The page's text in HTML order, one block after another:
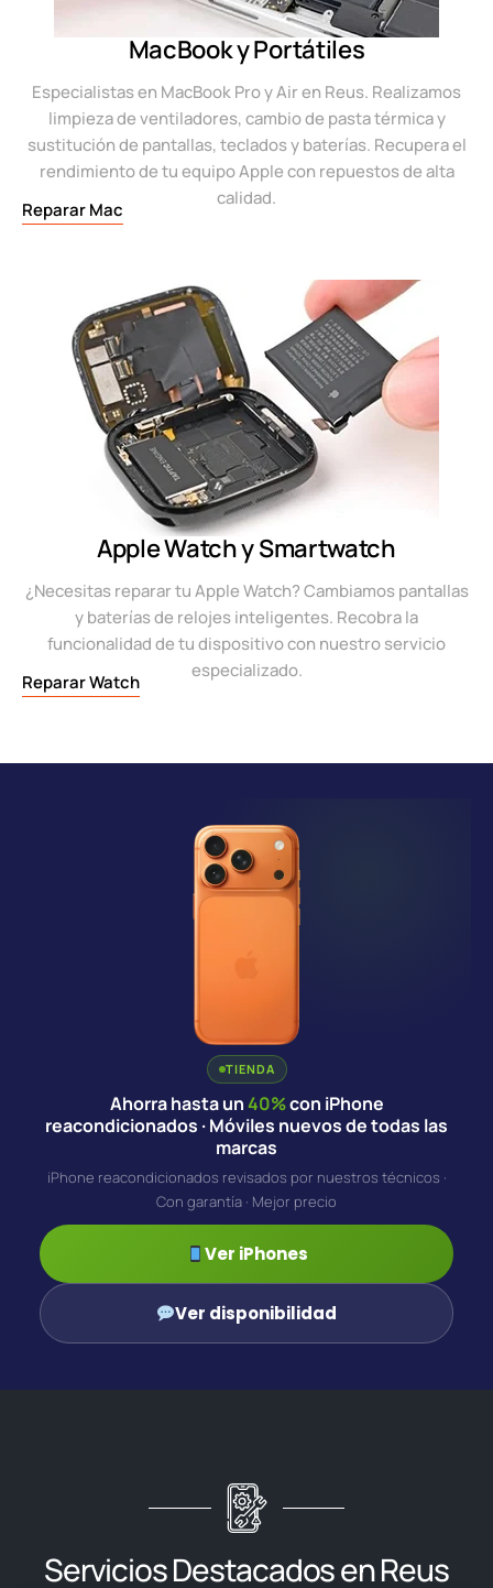
MacBook y Portátiles
Especialistas en MacBook Pro y Air en Reus. Realizamos
limpieza de ventiladores, cambio de pasta térmica y
sustitución de pantallas, teclados y baterías. Recupera el
rendimiento de tu equipo Apple con repuestos de alta
calidad.
Reparar Mac
Apple Watch y Smartwatch
¿Necesitas reparar tu Apple Watch? Cambiamos pantallas
y baterías de relojes inteligentes. Recobra la
funcionalidad de tu dispositivo con nuestro servicio
especializado.
Reparar Watch
TIENDA
Ahorra hasta un40%con iPhone
reacondicionados · Móviles nuevos de todas las
marcas
iPhone reacondicionados revisados por nuestros técnicos ·
Con garantía · Mejor precio
Ver iPhones
Ver disponibilidad
Servicios Destacados en Reus